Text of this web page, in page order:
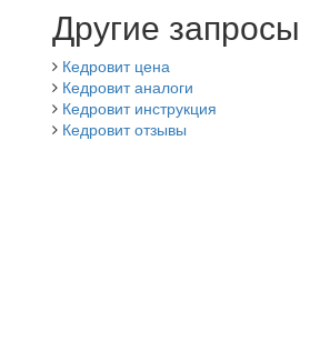
Другие запросы
Кедровит цена
Кедровит аналоги
Кедровит инструкция
Кедровит отзывы